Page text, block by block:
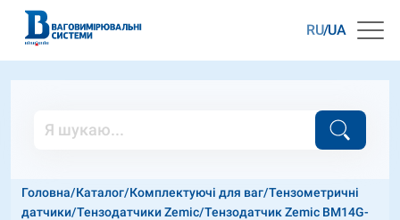
RU UA
Головна/Каталог/Комплектуючі для ваг/Тензометричні
датчики/Тензодатчики Zemic/Тензодатчик Zemic BM14G-